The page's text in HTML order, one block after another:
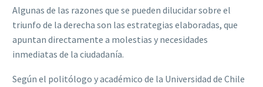
Algunas de las razones que se pueden dilucidar sobre el
triunfo de la derecha son las estrategias elaboradas, que
apuntan directamente a molestias y necesidades
inmediatas de la ciudadanía.
Según el politólogo y académico de la Universidad de Chile